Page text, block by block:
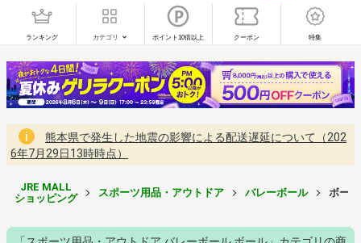
ランキング カテゴリ ポイント10倍以上 クーポン 特集
熊本県で発生した地震の影響による配送遅延について（202
6年7月29日13時時点）
JRE MALL
ショッピング
スポーツ用品・アウトドア バレーボール ボー